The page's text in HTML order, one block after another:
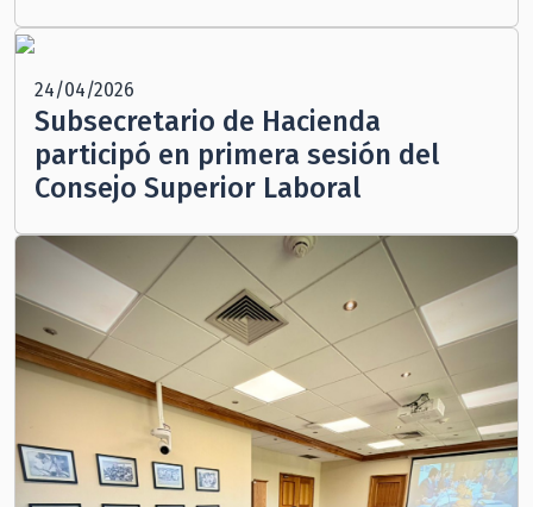
24/04/2026
Subsecretario de Hacienda
participó en primera sesión del
Consejo Superior Laboral